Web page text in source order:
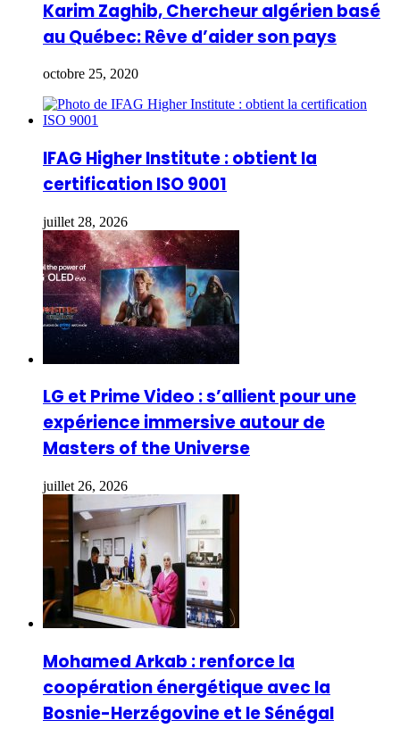
Karim Zaghib, Chercheur algérien basé
au Québec: Rêve d’aider son pays
octobre 25, 2020
IFAG Higher Institute : obtient la
certification ISO 9001
juillet 28, 2026
LG et Prime Video : s’allient pour une
expérience immersive autour de
Masters of the Universe
juillet 26, 2026
Mohamed Arkab : renforce la
coopération énergétique avec la
Bosnie-Herzégovine et le Sénégal